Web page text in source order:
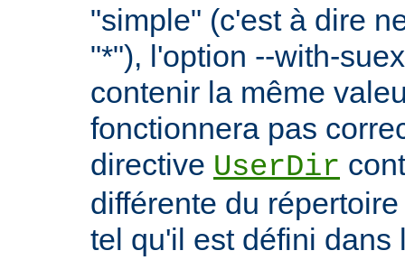
"simple" (c'est à dire
"*"), l'option --with-
contenir la même
fonctionnera pas
directive UserDir
différente du
tel qu'il est défini